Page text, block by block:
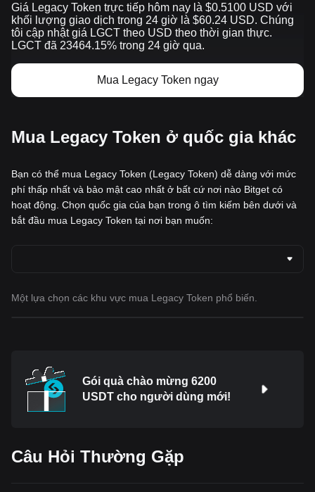
Giá Legacy Token trực tiếp hôm nay là $0.5100 USD với
khối lượng giao dịch trong 24 giờ là $60.24 USD. Chúng
tôi cập nhật giá LGCT theo USD theo thời gian thực.
LGCT đã 23464.15% trong 24 giờ qua.
Mua Legacy Token ngay
Mua Legacy Token ở quốc gia khác
Bạn có thể mua Legacy Token (Legacy Token) dễ dàng với mức
phí thấp nhất và bảo mật cao nhất ở bất cứ nơi nào Bitget có
hoạt động. Chọn quốc gia của bạn trong ô tìm kiếm bên dưới và
bắt đầu mua Legacy Token tại nơi bạn muốn:
Một lựa chọn các khu vực mua Legacy Token phổ biến.
Gói quà chào mừng 6200
USDT cho người dùng mới!
Câu Hỏi Thường Gặp